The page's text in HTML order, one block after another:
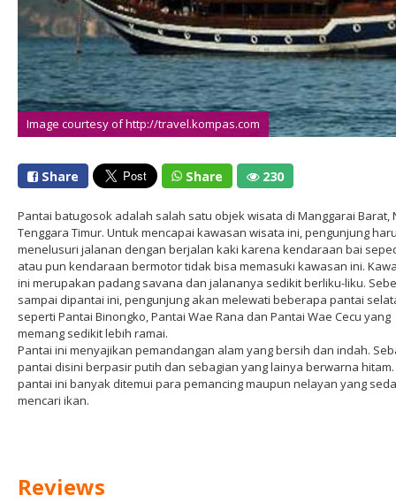
Image courtesy of http://travel.kompas.com
Share Share 230
Pantai batugosok adalah salah satu objek wisata di Manggarai Barat,
Tenggara Timur. Untuk mencapai kawasan wisata ini, pengunjung
menelusuri jalanan dengan berjalan kaki karena kendaraan bai
atau pun kendaraan bermotor tidak bisa memasuki kawasan ini.
ini merupakan padang savana dan jalananya sedikit berliku-liku.
sampai dipantai ini, pengunjung akan melewati beberapa pantai
seperti Pantai Binongko, Pantai Wae Rana dan Pantai Wae Cecu yang
memang sedikit lebih ramai.
Pantai ini menyajikan pemandangan alam yang bersih dan indah.
pantai disini berpasir putih dan sebagian yang lainya berwarna hitam.
pantai ini banyak ditemui para pemancing maupun nelayan yang
mencari ikan.
Reviews